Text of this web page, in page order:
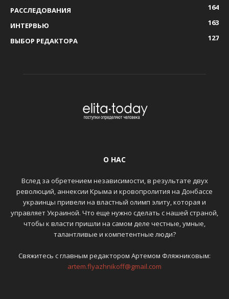
РАССЛЕДОВАНИЯ
164
ИНТЕРВЬЮ
163
ВЫБОР РЕДАКТОРА
127
О НАС
Вслед за обретением независимости, в результате двух
революций, аннексии Крыма и кровопролития на Донбассе
украинцы привели на властный олимп элиту, которая и
управляет Украиной. Что еще нужно сделать с нашей страной,
чтобы к власти пришли на самом деле честные, умные,
талантливые и компетентные люди?
Свяжитесь с главным редактором Артемом Фляжниковым:
artem.flyazhnikoff@gmail.com